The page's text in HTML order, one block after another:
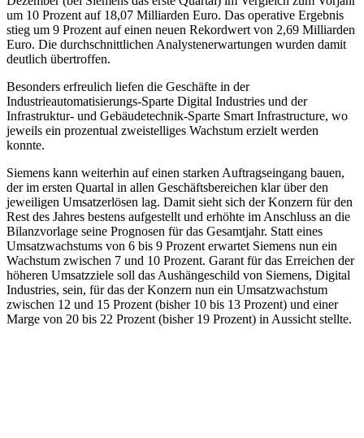
um 10 Prozent auf 18,07 Milliarden Euro. Das operative Ergebnis
stieg um 9 Prozent auf einen neuen Rekordwert von 2,69 Milliarden
Euro. Die durchschnittlichen Analystenerwartungen wurden damit
deutlich übertroffen.
Besonders erfreulich liefen die Geschäfte in der
Industrieautomatisierungs-Sparte Digital Industries und der
Infrastruktur- und Gebäudetechnik-Sparte Smart Infrastructure, wo
jeweils ein prozentual zweistelliges Wachstum erzielt werden
konnte.
Siemens kann weiterhin auf einen starken Auftragseingang bauen,
der im ersten Quartal in allen Geschäftsbereichen klar über den
jeweiligen Umsatzerlösen lag. Damit sieht sich der Konzern für den
Rest des Jahres bestens aufgestellt und erhöhte im Anschluss an die
Bilanzvorlage seine Prognosen für das Gesamtjahr. Statt eines
Umsatzwachstums von 6 bis 9 Prozent erwartet Siemens nun ein
Wachstum zwischen 7 und 10 Prozent. Garant für das Erreichen der
höheren Umsatzziele soll das Aushängeschild von Siemens, Digital
Industries, sein, für das der Konzern nun ein Umsatzwachstum
zwischen 12 und 15 Prozent (bisher 10 bis 13 Prozent) und einer
Marge von 20 bis 22 Prozent (bisher 19 Prozent) in Aussicht stellte.